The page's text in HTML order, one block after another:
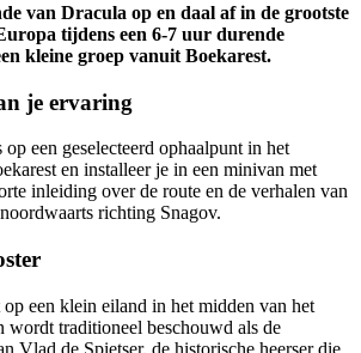
van Dracula op en daal af in de grootste
tijdens een 6-7 uur durende
kleine groep vanuit Boekarest.
je ervaring
een geselecteerd ophaalpunt in het
en installeer je in een minivan met
inleiding over de route en de verhalen van
richting Snagov.
een klein eiland in het midden van het
wordt traditioneel beschouwd als de
Vlad de Spietser, de historische heerser die